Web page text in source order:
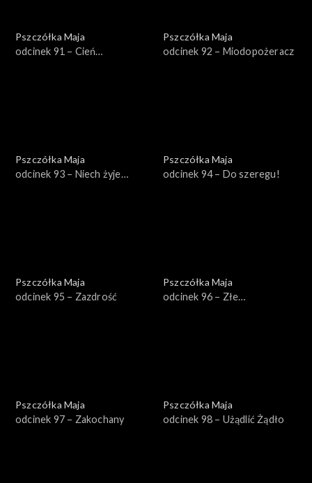
Pszczółka Maja
odcinek 91 – Cień
Pszczółka Maja
odcinek 92 – Miodopożeracz
Pszczółka Maja
odcinek 93 – Niech żyje
Pszczółka Maja
odcinek 94 – Do szeregu!
Pszczółka Maja
odcinek 95 – Zazdrość
Pszczółka Maja
odcinek 96 – Złe
Pszczółka Maja
odcinek 97 – Zakochany
Pszczółka Maja
odcinek 98 – Użądlić Żądło